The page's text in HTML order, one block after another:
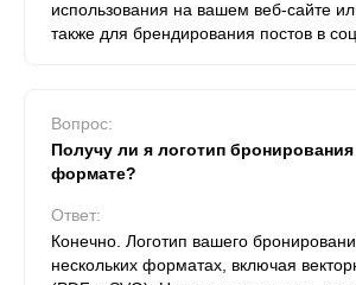
использования на вашем веб-сайте
также для брендирования постов в
Вопрос:
Получу ли я логотип
формате?
Ответ:
Конечно. Логотип вашего
нескольких форматах, включая